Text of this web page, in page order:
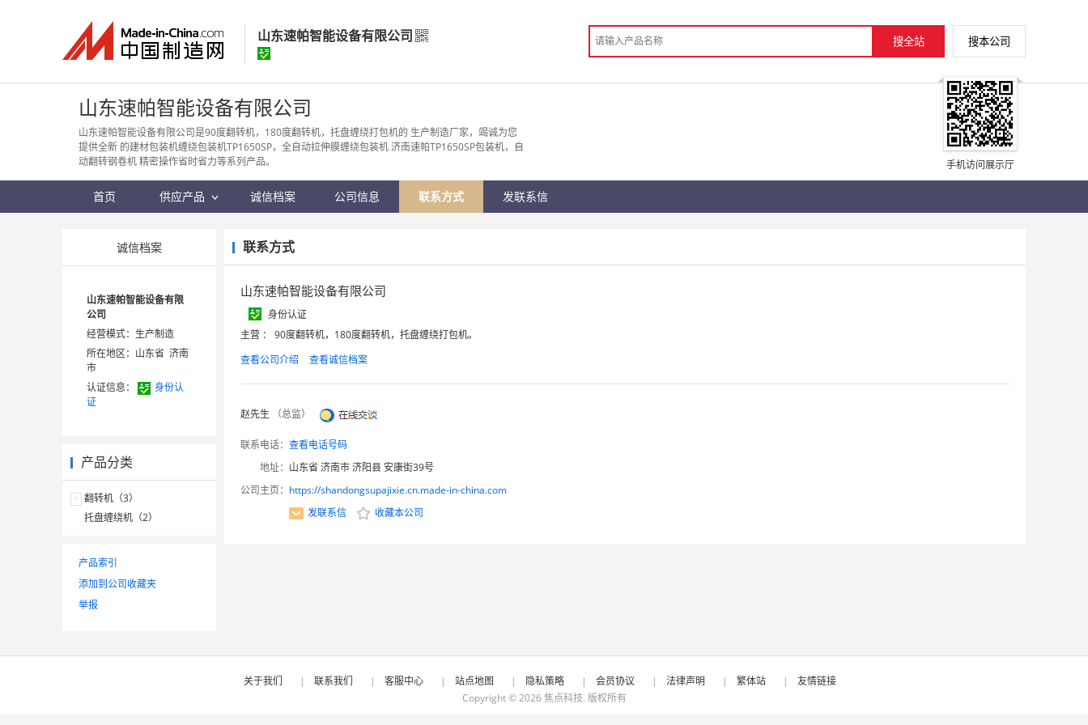
山东速帕智能设备有限公司
山东速帕智能设备有限公司
经营模式： 生产制造
所在地区：山东省 济南市
手机访问展示厅
山东速帕智能设备有限公司
山东速帕智能设备有限公司是90度翻转机，180度翻转机，托盘缠绕打包机的 生产制造厂家，竭诚为您
提供全新 的建材包装机缠绕包装机TP1650SP，全自动拉伸膜缠绕包装机 济南速帕TP1650SP包装机，自
动翻转钢卷机 精密操作省时省力等系列产品。
手机访问展示厅
首页 供应产品 诚信档案 公司信息 联系方式 发联系信
诚信档案
山东速帕智能设备有限
公司
经营模式：生产制造
所在地区：山东省 济南
市
认证信息：
身份认
证
产品分类
+ 翻转机（3）
托盘缠绕机（2）
产品索引
添加到公司收藏夹
举报
联系方式
山东速帕智能设备有限公司
身份认证
主营 ： 90度翻转机，180度翻转机，托盘缠绕打包机。
查看公司介绍
查看诚信档案
赵先生 （总监）
联系电话： 查看电话号码
地址： 山东省 济南市 济阳县 安康街39号
公司主页： https://shandongsupajixie.cn.made-in-china.com
发联系信
收藏本公司
关于我们 | 联系我们 | 客服中心 | 站点地图 | 隐私策略 | 会员协议 | 法律声明 | 繁体站 |
友情链接
Copyright © 2026 焦点科技. 版权所有